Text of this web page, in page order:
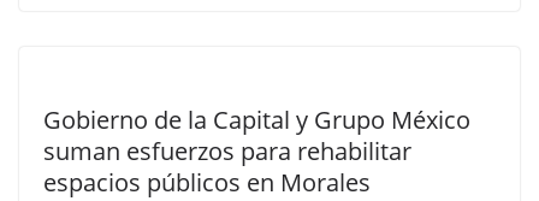
Gobierno de la Capital y Grupo México
suman esfuerzos para rehabilitar
espacios públicos en Morales